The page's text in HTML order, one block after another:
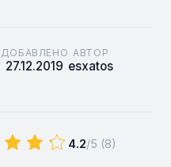
ДОБАВЛЕНО
27.12.2019
АВТОР
esxatos
4.2/5 (8)